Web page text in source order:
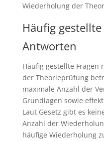
Wiederholung der
Häufig
Antworten
Häufig gestellte
der Theorieprüfung
maximale Anzahl der
Grundlagen sowie
Laut Gesetz gibt es
Anzahl der
häufige Wiederholung